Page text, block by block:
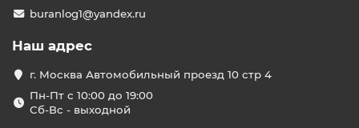
buranlog1@yandex.ru
Наш адрес
г. Москва Автомобильный проезд 10 стр 4
Пн-Пт с 10:00 до 19:00
Сб-Вс - выходной